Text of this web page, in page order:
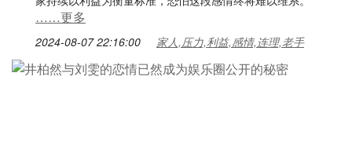
……更多
2024-08-07 22:16:00 家人,压力,利益,感情,连理,老手